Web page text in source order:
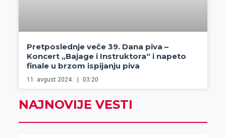
Pretposlednje veče 39. Dana piva –
Koncert „Bajage i Instruktora“ i napeto
finale u brzom ispijanju piva
11. avgust 2024. 03:20
NAJNOVIJE VESTI